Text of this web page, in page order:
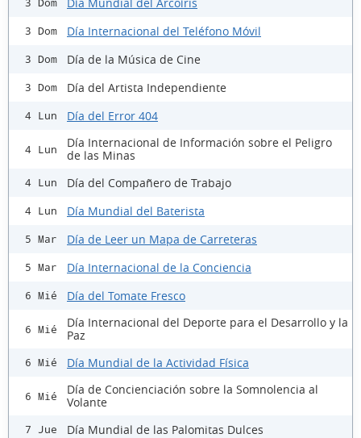
3 Dom
3 Dom Día Internacional del Teléfono Móvil
3 Dom Día de la Música de Cine
3 Dom Día del Artista Independiente
4 Lun Día del Error 404
4 Lun
Día Internacional de Información sobre el Peligro
de las Minas
4 Lun Día del Compañero de Trabajo
4 Lun Día Mundial del Baterista
5 Mar Día de Leer un Mapa de Carreteras
5 Mar Día Internacional de la Conciencia
6 Mié Día del Tomate Fresco
6 Mié
Día Internacional del Deporte para el Desarrollo y la
Paz
6 Mié Día Mundial de la Actividad Física
6 Mié
Día de Concienciación sobre la Somnolencia al
Volante
7 Jue Día Mundial de las Palomitas Dulces